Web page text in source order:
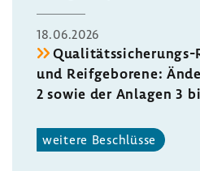
18.06.2026
und Reif­ge­bo­rene:
2 sowie der Anlagen 3
weitere Beschlüsse